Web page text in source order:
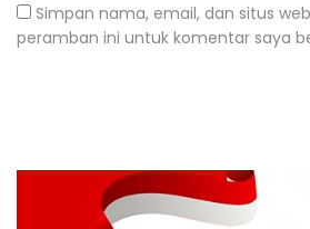
Simpan nama, email, dan situs
peramban ini untuk komentar saya